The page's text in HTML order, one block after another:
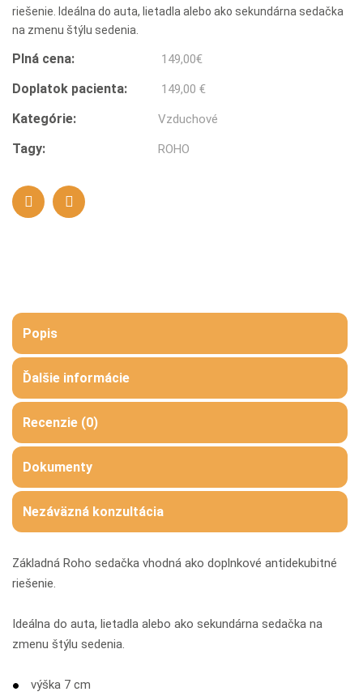
riešenie. Ideálna do auta, lietadla alebo ako sekundárna sedačka
na zmenu štýlu sedenia.
Plná cena: 149,00€
Doplatok pacienta: 149,00 €
Kategórie: Vzduchové
Tagy: ROHO
Popis
Ďalšie informácie
Recenzie (0)
Dokumenty
Nezáväzná konzultácia
Základná Roho sedačka vhodná ako doplnkové antidekubitné
riešenie.
Ideálna do auta, lietadla alebo ako sekundárna sedačka na
zmenu štýlu sedenia.
výška 7 cm